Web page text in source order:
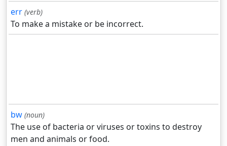
err (verb)
To make a mistake or be incorrect.
bw (noun)
The use of bacteria or viruses or toxins to destroy
men and animals or food.